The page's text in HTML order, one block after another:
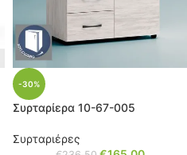
-30%
Συρταρίερα 10-67-005
Συρταριέρες